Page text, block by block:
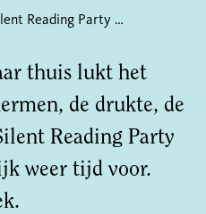
Silent Reading Party in het museum
thuis lukt het
de drukte, de
Reading Party
weer tijd voor.